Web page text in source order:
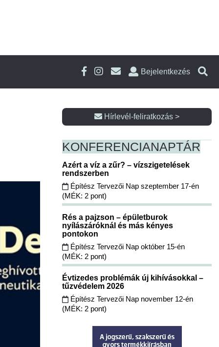
Bejelentkezés
Hírlevél-feliratkozás >
KONFERENCIANAPTÁR
Azért a víz a zűr? – vízszigetelések
rendszerben
Építész Tervezői Nap szeptember 17-én
(MÉK: 2 pont)
Rés a pajzson – épületburok
nyílászáróknál és más kényes
pontokon
Építész Tervezői Nap október 15-én
(MÉK: 2 pont)
Évtizedes problémák új kihívásokkal –
tűzvédelem 2026
Építész Tervezői Nap november 12-én
(MÉK: 2 pont)